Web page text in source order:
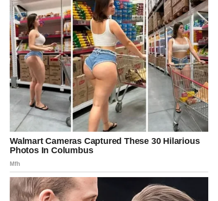
VODOLIJA – LJUBAV KOJA NE
GUŠI (NEGO TE OSLOBAĐA)
Vodolija je znak koji voli slobodu, ali to ne znači da ne želi
ljubav. Vodolija samo ne želi ljubav koja: